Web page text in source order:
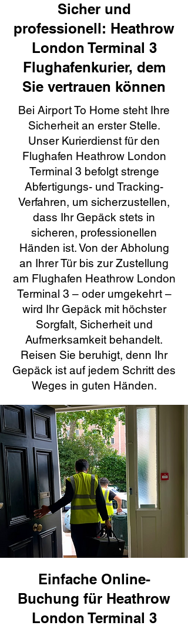
Sicher und
professionell: Heathrow
London Terminal 3
Flughafenkurier, dem
Sie vertrauen können
Bei Airport To Home steht Ihre
Sicherheit an erster Stelle.
Unser Kurierdienst für den
Flughafen Heathrow London
Terminal 3 befolgt strenge
Abfertigungs- und Tracking-
Verfahren, um sicherzustellen,
dass Ihr Gepäck stets in
sicheren, professionellen
Händen ist. Von der Abholung
an Ihrer Tür bis zur Zustellung
am Flughafen Heathrow London
Terminal 3 – oder umgekehrt –
wird Ihr Gepäck mit höchster
Sorgfalt, Sicherheit und
Aufmerksamkeit behandelt.
Reisen Sie beruhigt, denn Ihr
Gepäck ist auf jedem Schritt des
Weges in guten Händen.
Einfache Online-
Buchung für Heathrow
London Terminal 3